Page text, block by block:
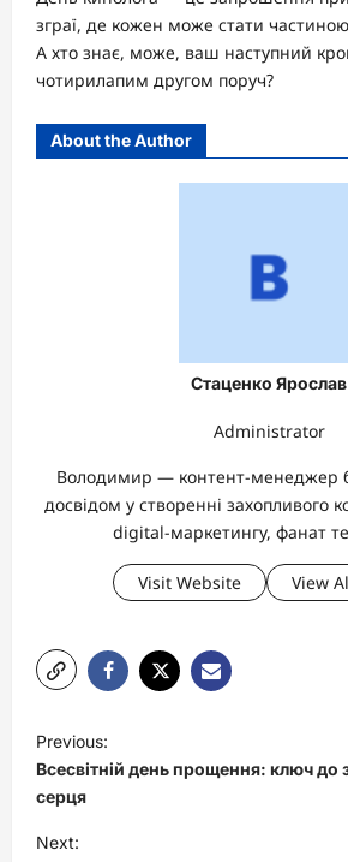
зграї, де кожен може стати
А хто знає, може, ваш наступний
чотирилапим другом поруч?
About the Author
Стаценко Ярослав
Administrator
Володимир — контент-менеджер
досвідом у створенні захопливого
digital-маркетингу, фанат
Visit Website View
P
o
s
t
Previous:
Всесвітній день прощення: ключ до
серця
Next: